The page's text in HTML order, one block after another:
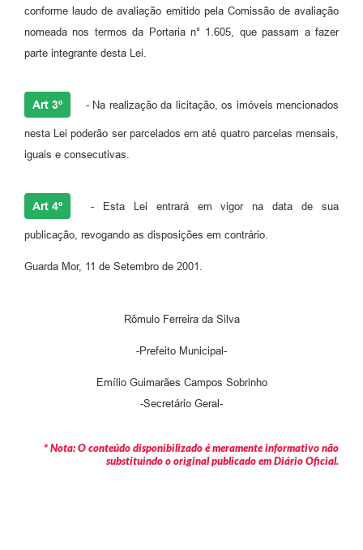
conforme laudo de avaliação emitido pela Comissão de avaliação
nomeada nos termos da Portaria n° 1.605, que passam a fazer
parte integrante desta Lei.
Art 3º - Na realização da licitação, os imóveis mencionados
nesta Lei poderão ser parcelados em até quatro parcelas mensais,
iguais e consecutivas.
Art 4º - Esta Lei entrará em vigor na data de sua
publicação, revogando as disposições em contrário.
Guarda Mor, 11 de Setembro de 2001.
Rômulo Ferreira da Silva
-Prefeito Municipal-
Emílio Guimarães Campos Sobrinho
-Secretário Geral-
* Nota: O conteúdo disponibilizado é meramente informativo não
substituindo o original publicado em Diário Oficial.